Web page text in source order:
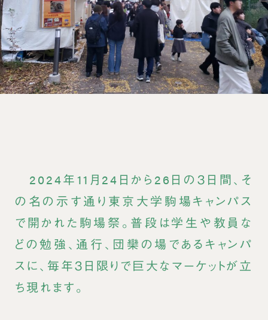
2024年11月24日から26日の３日間、そ
の名の示す通り東京大学駒場キャンパス
で開かれた駒場祭。普段は学生や教員な
どの勉強、通行、団欒の場であるキャンパ
スに、毎年３日限りで巨大なマーケットが立
ち現れます。